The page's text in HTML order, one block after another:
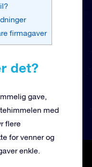
firmagaver
det?
gave,
med
flere
for venner og
enkle.